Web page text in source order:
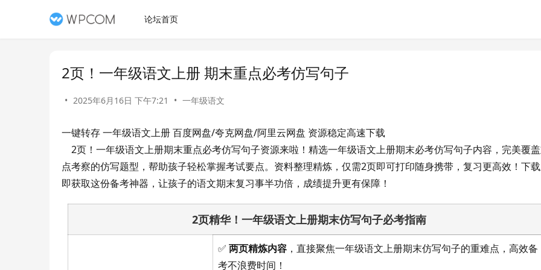
论坛首页
2页！一年级语文上册 期末重点必考仿写句子
• 2025年6月16日 下午7:21 • 一年级语文
一键转存 一年级语文上册 百度网盘/夸克网盘/阿里云网盘 资源稳定高速下载
点考察的仿写题型，帮助孩子轻松掌握考试要点。资料整理精炼，仅需2页即可打印随身携带，复习更高效！下
即获取这份备考神器，让孩子的语文期末复习事半功倍，成绩提升更有保障！
2页精华！一年级语文上册期末仿写句子必考指南
✅ 两页精炼内容 ，直接聚焦一年级语文上册期末仿写句子的重难点，高效备
考不浪费时间！